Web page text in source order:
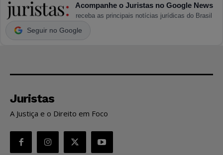
Acompanhe o Juristas no Google News
receba as principais notícias jurídicas do Brasil
Seguir no Google
Juristas
A Justiça e o Direito em Foco